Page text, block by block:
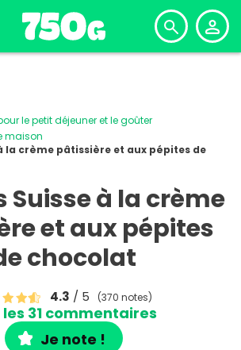
le petit déjeuner et le goûter
maison
la crème pâtissière et aux pépites de
Suisse à la crème
et aux pépites
chocolat
4.3 / 5 (370 notes)
31 commentaires
Je note !